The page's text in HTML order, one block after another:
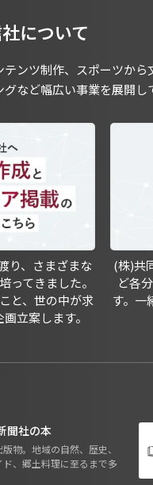
について
ンツ制作、スポーツか
など幅広い事業を展開し
り、さまざまな
ってきました。
と、世の中が求
立案します。
(株)共
ど各
す。一
聞社の本
物。地域の自然、歴史、
、郷土料理に至るまで多